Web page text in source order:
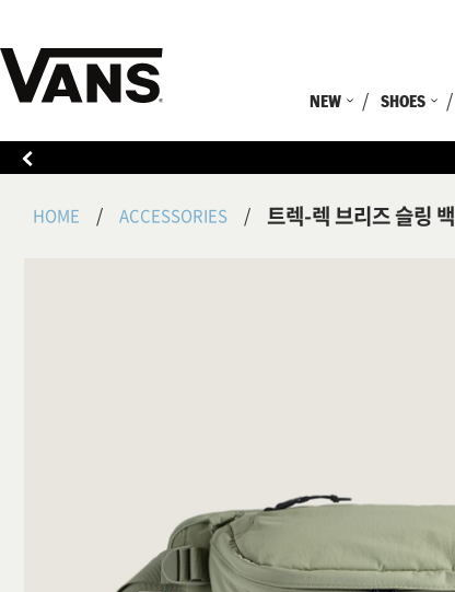
NEW SHOES
HOME ACCESSORIES 트렉-렉 브리즈 슬링 백